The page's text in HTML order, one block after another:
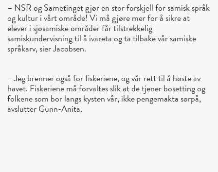
– NSR og Sametinget gjør en stor forskjell for samisk språk
og kultur i vårt område! Vi må gjøre mer for å sikre at
elever i sjøsamiske områder får tilstrekkelig
samiskundervisning til å ivareta og ta tilbake vår samiske
språkarv, sier Jacobsen.
– Jeg brenner også for fiskeriene, og vår rett til å høste av
havet. Fiskeriene må forvaltes slik at de tjener bosetting og
folkene som bor langs kysten vår, ikke pengemakta sørpå,
avslutter Gunn-Anita.